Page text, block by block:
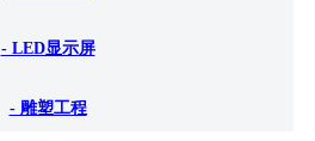
- LED显示屏
- 雕塑工程